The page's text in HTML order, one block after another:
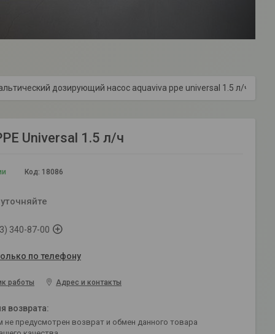
дозирующий насос aquaviva ppe universal 1.5 л/ч
Universal 1.5 л/ч
Код: 18086
340-87-00
по телефону
работы Адрес и контакты